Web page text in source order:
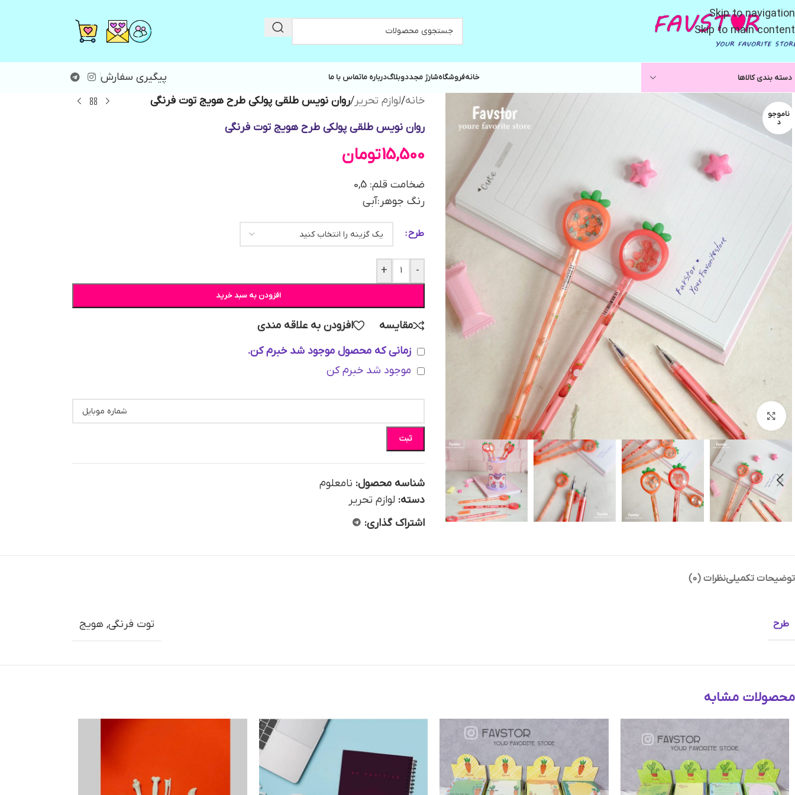
Skip to navigation
Skip to main content
دسته بندی کالاها خانهفروشگاهشارژ مجددوبلاگدرباره ماتماس با ما پیگیری سفارش
ناموجو
د
بزرگنمایی تصویر
خانه/لوازم تحریر/روان نویس طلقی پولکی طرح هویج توت فرنگی
روان نویس طلقی پولکی طرح هویج توت فرنگی
15,500تومان
ضخامت قلم: 0,5
رنگ جوهر:آبی
طرح
-
+
افزودن به سبد خرید
مقایسه
افزودن به علاقه مندی
زمانی که محصول موجود شد خبرم کن.
موجود شد خبرم کن
ثبت
شناسه محصول: نامعلوم
دسته: لوازم تحریر
اشتراک گذاری:
توضیحات تکمیلینظرات (0)
طرح توت فرنگی, هویج
محصولات مشابه
Telegram